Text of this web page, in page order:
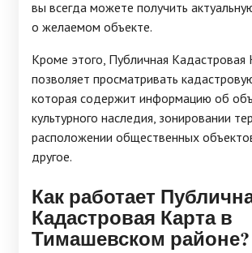
вы всегда можете получить
о желаемом объекте.
Кроме этого, Публичная Кадастровая
позволяет просматривать
которая содержит информацию об
культурного наследия, зонировании
расположении общественных
другое.
Как работает
Кадастровая Карта в
Тимашевском районе?